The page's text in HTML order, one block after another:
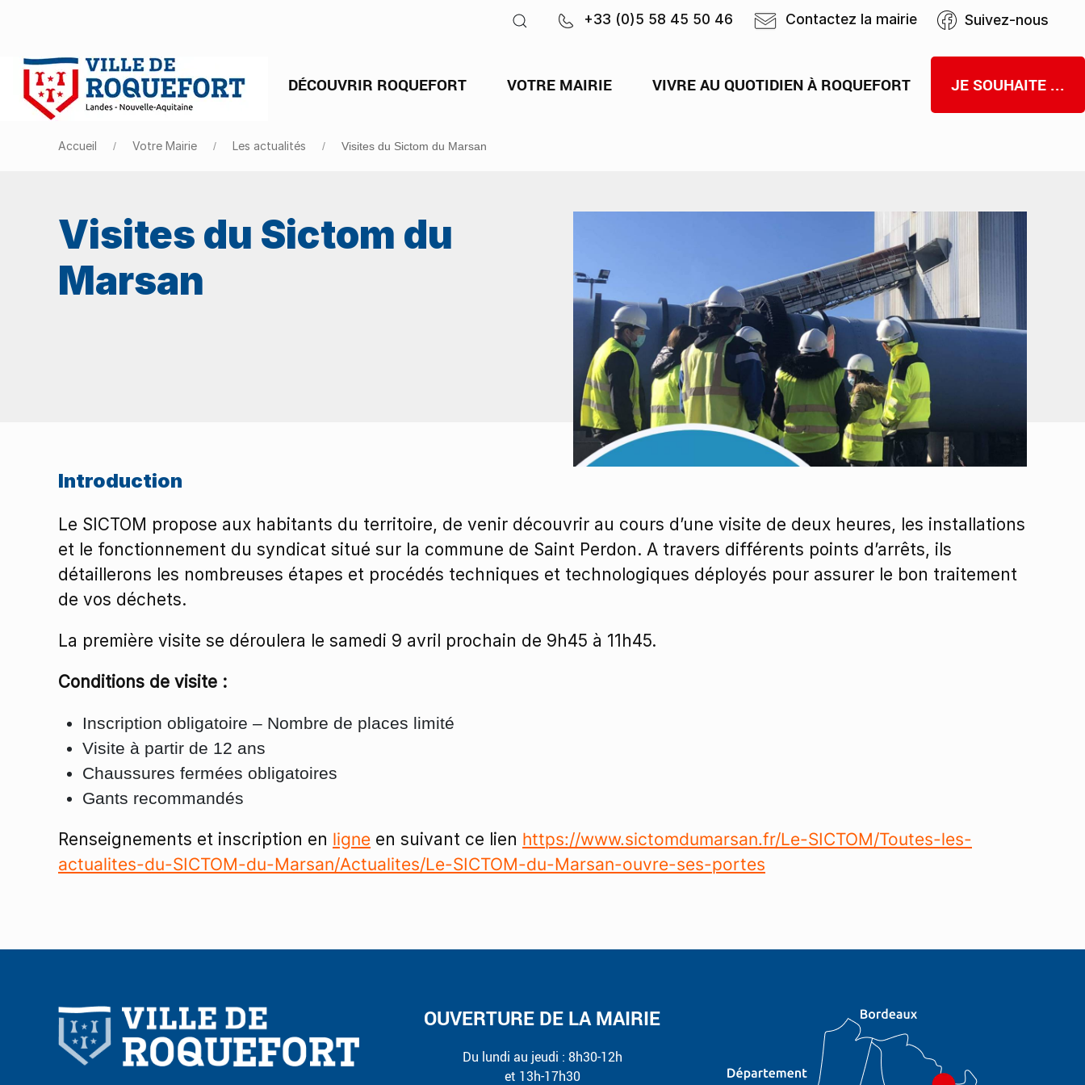
+33 (0)5 58 45 50 46 Contactez la mairie Suivez-nous
DÉCOUVRIR ROQUEFORT VOTRE MAIRIE VIVRE AU QUOTIDIEN À ROQUEFORT JE SOUHAITE ...
Accueil Votre Mairie Les actualités Visites du Sictom du Marsan
Visites du Sictom du
Marsan
Introduction
Le SICTOM propose aux habitants du territoire, de venir découvrir au cours d’une visite de deux heures, les installations
et le fonctionnement du syndicat situé sur la commune de Saint Perdon. A travers différents points d’arrêts, ils
détaillerons les nombreuses étapes et procédés techniques et technologiques déployés pour assurer le bon traitement
de vos déchets.
La première visite se déroulera le samedi 9 avril prochain de 9h45 à 11h45.
Conditions de visite :
Inscription obligatoire – Nombre de places limité
Visite à partir de 12 ans
Chaussures fermées obligatoires
Gants recommandés
Renseignements et inscription en ligne en suivant ce lien https://www.sictomdumarsan.fr/Le-SICTOM/Toutes-les-
actualites-du-SICTOM-du-Marsan/Actualites/Le-SICTOM-du-Marsan-ouvre-ses-portes
OUVERTURE DE LA MAIRIE
Du lundi au jeudi : 8h30-12h
et 13h-17h30